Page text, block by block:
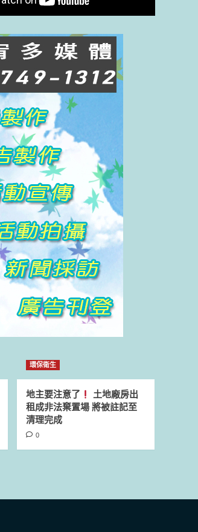
環保衛生
地主要注意了
土地廠房出
租成非法棄置場 將被註記至
清理完成
0